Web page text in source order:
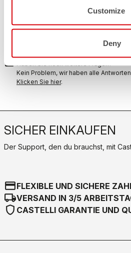
Customize
Deny
RÜCKSENDUNGEN UND
innerhalb von 30 Tagen nach der
Entdecken Sie die
quizHaben Sie noch weitere Fragen?
Kein Problem, wir haben alle
Klicken Sie hier.
SICHER EINKAUFEN
Der Support, den du brauchst, mit
credit_cardFLEXIBLE UND SICHERE
local_shippingVERSAND IN 3/5
shield CASTELLI GARANTIE UND